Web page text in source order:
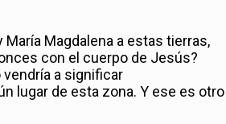
Magdalena a estas tierras,
con el cuerpo de Jesús?
a significar
lugar de esta zona. Y ese es otro